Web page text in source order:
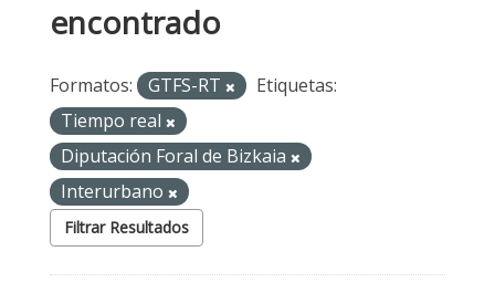
encontrado
Formatos: GTFS-RT
Etiquetas:
Tiempo real
Diputación Foral de Bizkaia
Interurbano
Filtrar Resultados